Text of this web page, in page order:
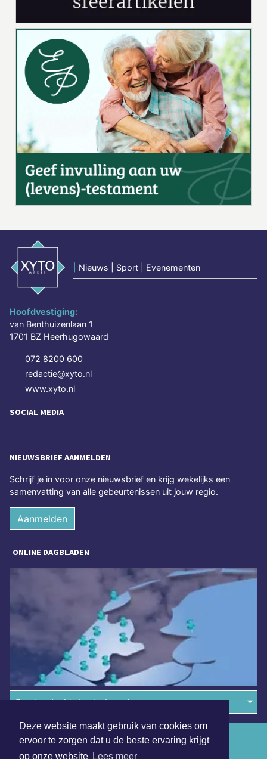
Deze website maakt gebruik van cookies om
ervoor te zorgen dat u de beste ervaring krijgt
op onze website Lees meer
Nieuws | Sport | Evenementen
Hoofdvestiging:
van Benthuizenlaan 1
1701 BZ Heerhugowaard
072 8200 600
redactie@xyto.nl
www.xyto.nl
SOCIAL MEDIA
NIEUWSBRIEF AANMELDEN
Schrijf je in voor onze nieuwsbrief en krijg wekelijks een
samenvatting van alle gebeurtenissen uit jouw regio.
Aanmelden
ONLINE DAGBLADEN
Overige dagbladen in de regio
Algemene voorwaarden